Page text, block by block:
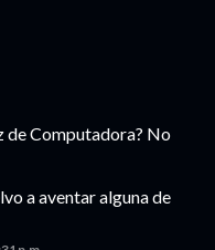
de Computadora? No
a aventar alguna de